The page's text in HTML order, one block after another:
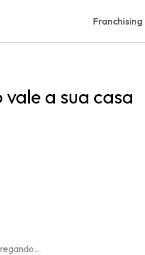
Franchising
a sua casa
...